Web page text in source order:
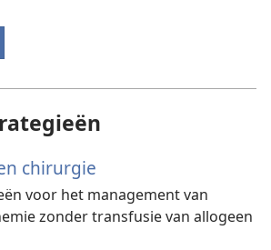
chirurgie
voor het management van
zonder transfusie van allogeen